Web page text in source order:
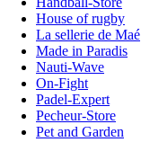
House of rugby
La sellerie de Maé
Made in Paradis
Nauti-Wave
On-Fight
Padel-Expert
Pecheur-Store
Pet and Garden